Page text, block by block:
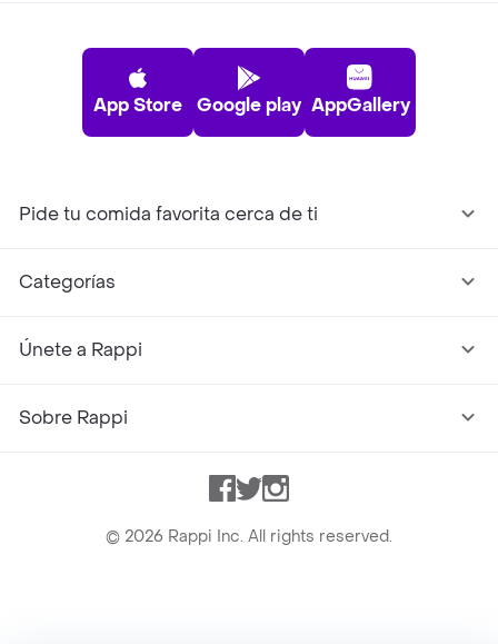
App Store Google play AppGallery
Pide tu comida favorita cerca de ti
Categorías
Únete a Rappi
Sobre Rappi
Facebook
TwitterInstagram
© 2026 Rappi Inc. All rights reserved.